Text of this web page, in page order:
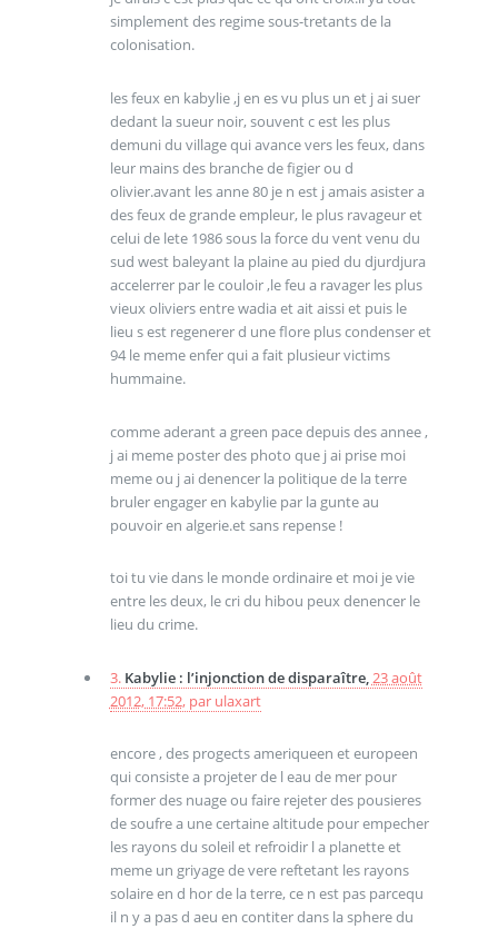
simplement des regime sous-tretants de la
colonisation.
les feux en kabylie ,j en es vu plus un et j ai suer
dedant la sueur noir, souvent c est les plus
demuni du village qui avance vers les feux, dans
leur mains des branche de figier ou d
olivier.avant les anne 80 je n est j amais asister a
des feux de grande empleur, le plus ravageur et
celui de lete 1986 sous la force du vent venu du
sud west baleyant la plaine au pied du djurdjura
accelerrer par le couloir ,le feu a ravager les plus
vieux oliviers entre wadia et ait aissi et puis le
lieu s est regenerer d une flore plus condenser et
94 le meme enfer qui a fait plusieur victims
hummaine.
comme aderant a green pace depuis des annee ,
j ai meme poster des photo que j ai prise moi
meme ou j ai denencer la politique de la terre
bruler engager en kabylie par la gunte au
pouvoir en algerie.et sans repense !
toi tu vie dans le monde ordinaire et moi je vie
entre les deux, le cri du hibou peux denencer le
lieu du crime.
3. Kabylie : l’injonction de disparaître,23 août
2012, 17:52, par ulaxart
encore , des progects ameriqueen et europeen
qui consiste a projeter de l eau de mer pour
former des nuage ou faire rejeter des pousieres
de soufre a une certaine altitude pour empecher
les rayons du soleil et refroidir l a planette et
meme un griyage de vere reftetant les rayons
solaire en d hor de la terre, ce n est pas parcequ
il n y a pas d aeu en contiter dans la sphere du